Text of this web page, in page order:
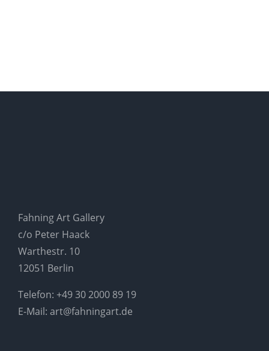
Fahning Art Gallery
c/o Peter Haack
Warthestr. 10
12051 Berlin
Telefon: +49 30 2000 89 19
E-Mail: art@fahningart.de